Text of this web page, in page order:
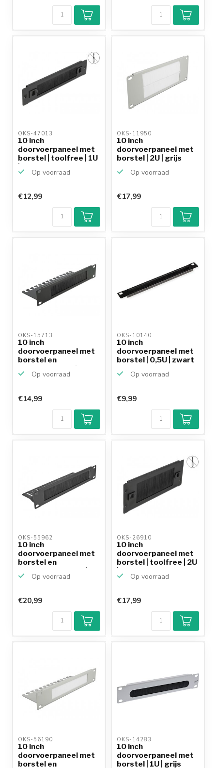
OKS-47013
10 inch
doorvoerpaneel met
borstel | toolfree | 1U
| zwart
Op voorraad
€12,99
OKS-11950
10 inch
doorvoerpaneel met
borstel | 2U | grijs
Op voorraad
€17,99
OKS-15713
10 inch
doorvoerpaneel met
borstel en
Op voorraad
€14,99
OKS-10140
10 inch
doorvoerpaneel met
borstel | 0,5U | zwart
Op voorraad
€9,99
OKS-55962
10 inch
doorvoerpaneel met
borstel en
kabelbevestiging | ...
Op voorraad
€20,99
OKS-26910
10 inch
doorvoerpaneel met
borstel | toolfree | 2U
| zwart
Op voorraad
€17,99
OKS-56190
10 inch
doorvoerpaneel met
borstel en
OKS-14283
10 inch
doorvoerpaneel met
borstel | 1U | grijs